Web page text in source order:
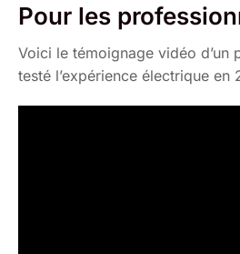
Pour les
Voici le témoignage vidéo d’un
testé l’expérience électrique en